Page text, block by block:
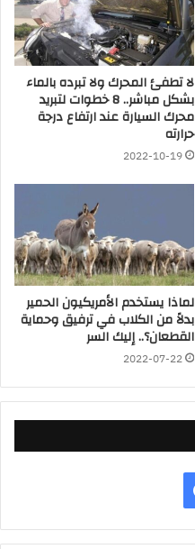
لا تطفئ المحرك ولا تبرده بالماء
بشكل مباشر.. 8 خطوات لتبريد
محرك السيارة عند ارتفاع درجة
حرارته
2022-10-19
لماذا يستخدم الأمريكيون الحمير
بدلاً من الكلاب في ترفيق وحماية
القطعان؟.. إليك السر
2022-07-22
فيسبوك